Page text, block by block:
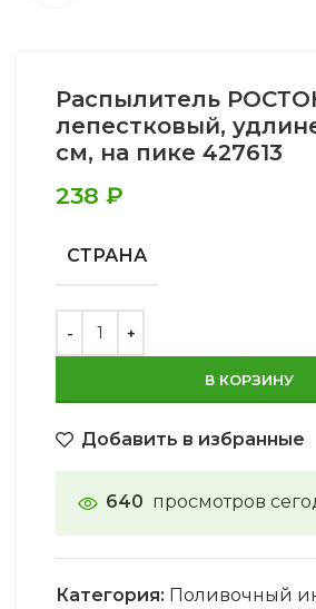
Распылитель
лепестковый,
см, на пике 427613
238 ₽
СТРАНА
В КОРЗИНУ
Добавить в избранные
640 просмотров
Категория: Поливочный